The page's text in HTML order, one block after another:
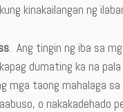
kinakailangan ng
. Ang tingin ng iba sa
dumating ka na
mga taong mahalaga sa
o nakakadehado